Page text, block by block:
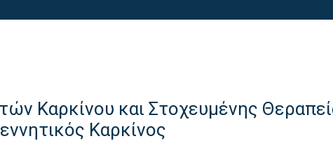
Καρκίνου και Στοχευμένης
Καρκίνος